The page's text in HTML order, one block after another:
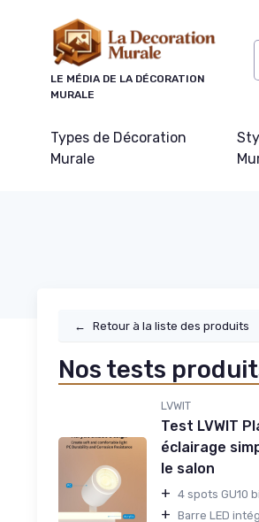
LE MÉDIA DE LA DÉCORATION
MURALE
Types de Décoration
Murale
← Retour à la liste des produits
Nos tests
LVWIT
Test LVWIT
éclairage
le salon
+ 4 spots GU10
+ Barre LED